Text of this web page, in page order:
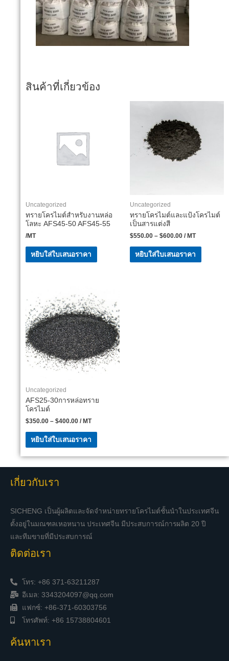
สินค้าที่เกี่ยวข้อง
Uncategorized
ทรายโครไมต์สำหรับงานหล่อ
โลหะ AFS45-50 AFS45-55
/MT
หยิบใส่ใบเสนอราคา
Uncategorized
ทรายโครไมต์และแป้งโครไมต์
เป็นสารแต่งสี
$550.00 – $600.00 / MT
หยิบใส่ใบเสนอราคา
Uncategorized
AFS25-30การหล่อทราย
โครไมต์
$350.00 – $400.00 / MT
หยิบใส่ใบเสนอราคา
เกี่ยวกับเรา
SICHENG เป็นผู้ผลิตและจัดจำหน่ายทรายโครไมต์ชั้นนำในประเทศจีน
ตั้งอยู่ในมณฑลเหอหนาน ประเทศจีน มีประสบการณ์การผลิต 20 ปี
และทีมขายที่มีประสบการณ์
ติดต่อเรา
โทร: +86 371-63211287
อีเมล: 3343204097@qq.com
แฟกซ์: +86-371-60303756
โทรศัพท์: +86 15738804601
ค้นหาเรา